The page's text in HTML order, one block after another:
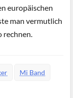
europäischen
man vermutlich
Mi Band